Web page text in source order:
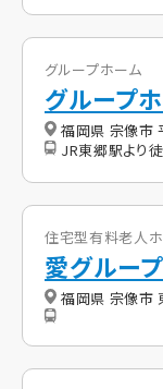
グループホーム
グループ
福岡県 宗像市
JR東郷駅より
住宅型有料老人
愛グルー
福岡県 宗像市